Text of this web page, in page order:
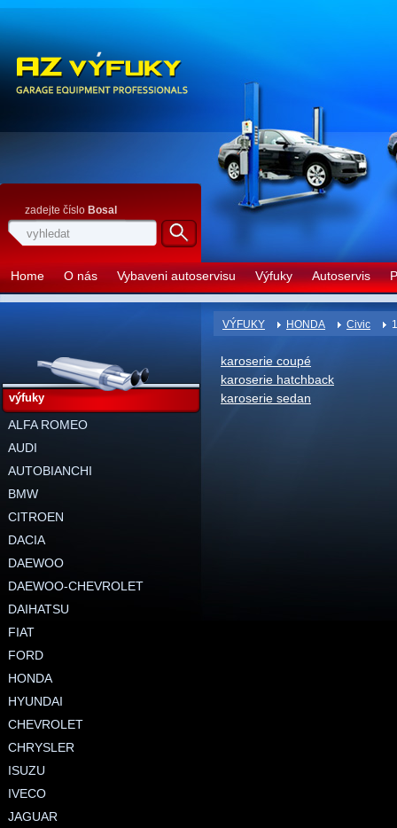
Home O nás Vybaveni autoservisu Výfuky Autoservis
zadejte číslo Bosal
VÝFUKY HONDA Civic
karoserie coupé
karoserie hatchback
karoserie sedan
výfuky
ALFA ROMEO
AUDI
AUTOBIANCHI
BMW
CITROEN
DACIA
DAEWOO
DAEWOO-CHEVROLET
DAIHATSU
FIAT
FORD
HONDA
HYUNDAI
CHEVROLET
CHRYSLER
ISUZU
IVECO
JAGUAR